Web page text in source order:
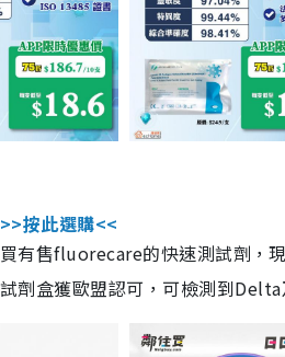
>>按此選購<<
有售fluorecare的快速測試劑，
劑盒獲歐盟認可，可檢測到